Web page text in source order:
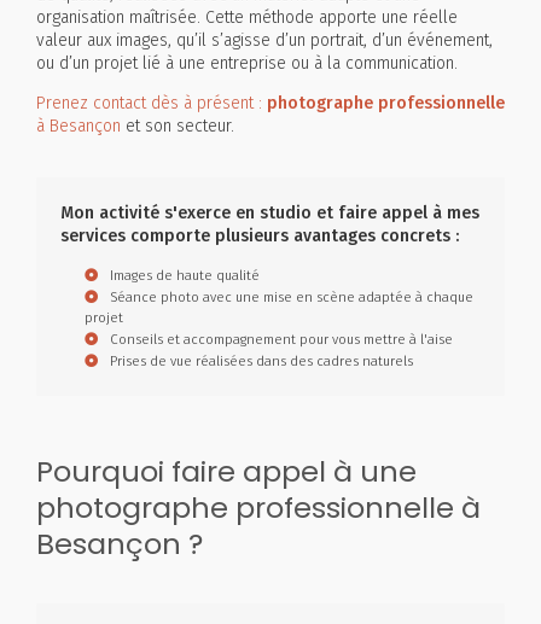
organisation maîtrisée. Cette méthode apporte une réelle
valeur aux images, qu’il s’agisse d’un portrait, d’un événement,
ou d’un projet lié à une entreprise ou à la communication.
Prenez contact dès à présent : photographe professionnelle
à Besançon et son secteur.
Mon activité s'exerce en studio et faire appel à mes
services comporte plusieurs avantages concrets :
Images de haute qualité
Séance photo avec une mise en scène adaptée à chaque
projet
Conseils et accompagnement pour vous mettre à l'aise
Prises de vue réalisées dans des cadres naturels
Pourquoi faire appel à une
photographe professionnelle à
Besançon ?